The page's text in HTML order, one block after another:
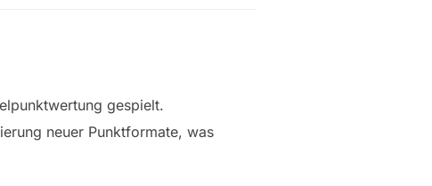
gespielt.
neuer Punktformate, was